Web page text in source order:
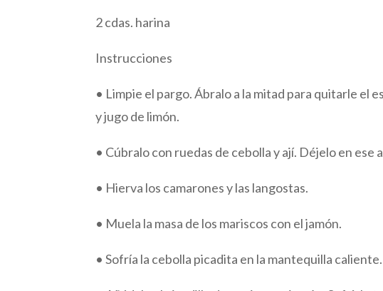
2 cdas. harina
Instrucciones
• Limpie el pargo. Ábralo a la mitad para quitarle el
y jugo de limón.
• Cúbralo con ruedas de cebolla y ají. Déjelo en ese
• Hierva los camarones y las langostas.
• Muela la masa de los mariscos con el jamón.
• Sofría la cebolla picadita en la mantequilla caliente.